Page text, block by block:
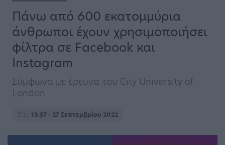
Πάνω από 600 εκατομμύρια
άνθρωποι έχουν χρησιμοποιήσει
φίλτρα σε Facebook και
Instagram
Σύμφωνα με έρευνα του City University of
London
Στις 13:57 - 27 Σεπτεμβρίου 2022